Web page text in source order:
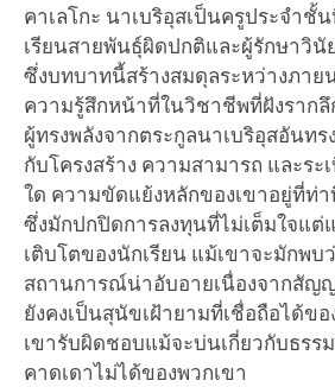
คาเลโกะ นาเบริอุสเป็นครูประจำชั้
เรียนสายพันธุ์ผิดปกติและผู้รักษาวินั
ซึ่งบทบาทนี้สร้างสมดุลระหว่างภาย
ความรู้สึกหน้าที่ในวิชาชีพที่ฝังราก
ผู้ทรงพลังจากตระกูลนาเบริอุสอันท
กับโครงสร้าง ความสามารถ และระ
ใด ความขัดแย้งหลักของเขาอยู่ที่ท่
ซึ่งมักปกปิดการลงทุนที่ไม่เต็มใจแต่
เติบโตของนักเรียน แม้เขาจะมักพบ
สถานการณ์น่าอับอายเนื่องจากสัญ
ยังคงเป็นสุนัขเฝ้ายามที่เชื่อถือได้ขอ
เขารับผิดชอบแม้จะบ่นเกี่ยวกับธรร
คาดเดาไม่ได้ของพวกเขา